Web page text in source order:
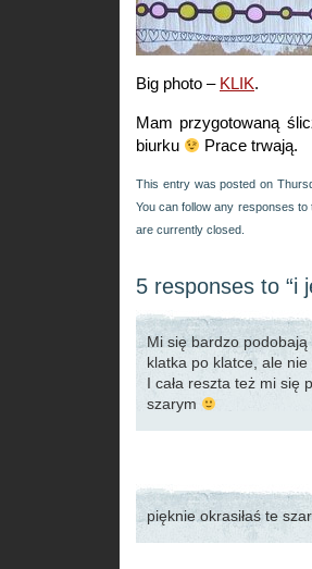
Big photo – KLIK.
Mam przygotowaną
biurku
Prace trwają.
This entry was posted on
You can follow any responses to
are currently closed.
5 responses to “i
Mi się bardzo
klatka po klatce, ale nie
I cała reszta też mi się
szarym
pięknie okrasiłaś te